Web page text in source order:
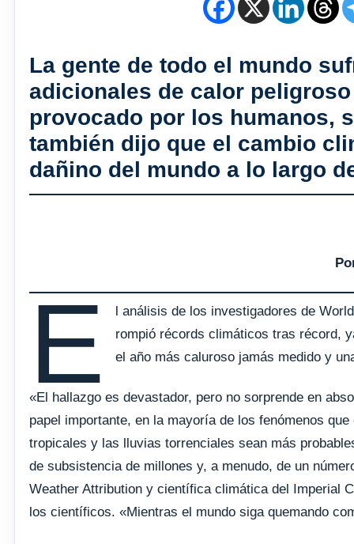
La gente de todo el mundo
adicionales de calor
provocado por los humanos,
también dijo que el cambio
dañino del mundo a lo largo
E
l análisis de los investigadores de
rompió récords climáticos tras récord,
el año más caluroso jamás medido y
«El hallazgo es devastador, pero no sorprende en
papel importante, en la mayoría de los fenómenos
tropicales y las lluvias torrenciales sean más
de subsistencia de millones y, a menudo, de un
Weather Attribution y científica climática del Imperial
los científicos. «Mientras el mundo siga quemando